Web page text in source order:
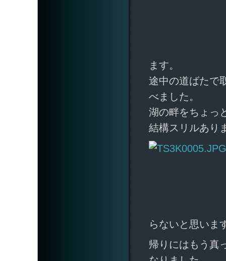
ます。
途中の道ばたで
べました。
湖の畔をちょっ
結構スリルあり
らないと思いま
帰りにはもう真